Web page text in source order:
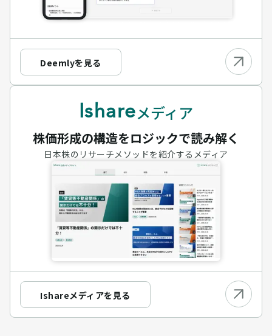
Deemlyを見る
Ishareメディア
株価形成の構造をロジックで読み解く
日本株のリサーチメソッドを紹介するメディア
Ishareメディアを見る